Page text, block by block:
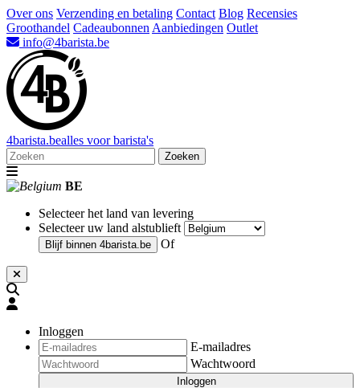
Over ons Verzending en betaling Contact Blog Recensies
Groothandel Cadeaubonnen Aanbiedingen Outlet
info@4barista.be
4barista.bealles voor barista's
Zoeken
BE
Selecteer het land van levering
Selecteer uw land alstublieft
Blijf binnen 4barista.be Of
Inloggen
E-mailadres
Wachtwoord
Inloggen